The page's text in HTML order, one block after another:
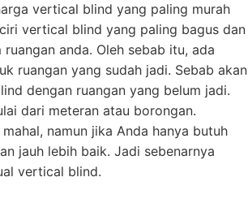
vertical blind yang paling murah
vertical blind yang paling bagus dan
anda. Oleh sebab itu, ada
ruangan yang sudah jadi. Sebab akan
dengan ruangan yang belum jadi.
dari meteran atau borongan.
namun jika Anda hanya butuh
jauh lebih baik. Jadi sebenarnya
vertical blind.